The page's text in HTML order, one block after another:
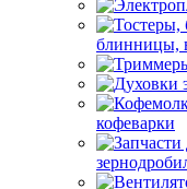
блинницы,
кофеварки